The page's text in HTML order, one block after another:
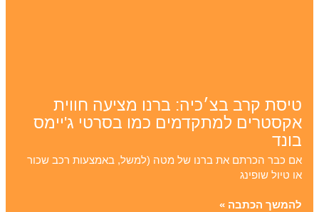
טיסת קרב בצ׳כיה: ברנו מציעה חווית
אקסטרים למתקדמים כמו בסרטי ג'יימס
בונד
אם כבר הכרתם את ברנו של מטה (למשל, באמצעות רכב שכור
או טיול שופינג
טיסת
להמשך הכתבה »